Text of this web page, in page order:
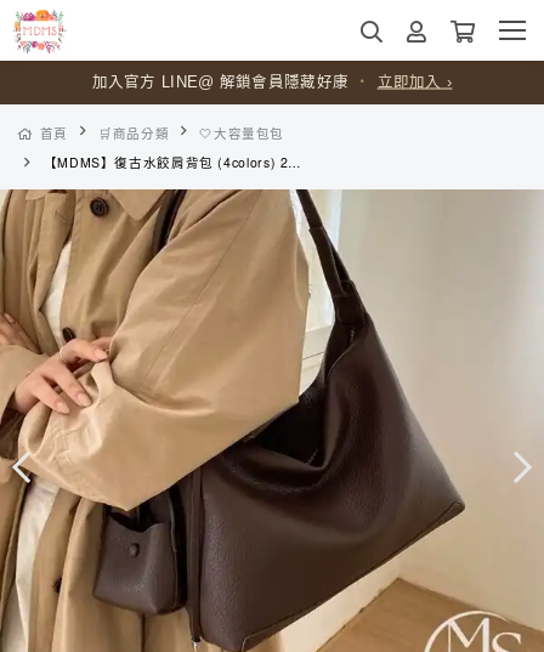
加入官方 LINE@ 解鎖會員隱藏好康 ・ 立即加入 ›
首頁 🛒商品分類
🤍大容量包包
【MDMS】復古水餃肩背包 (4colors) 2026新款子母包 韓系腋下包 PU軟皮革單肩包 日常穿搭小包 B240